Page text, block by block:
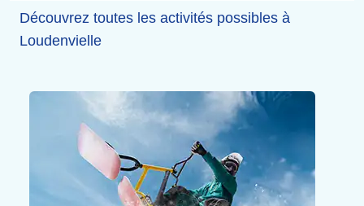
Découvrez toutes les activités possibles à
Loudenvielle